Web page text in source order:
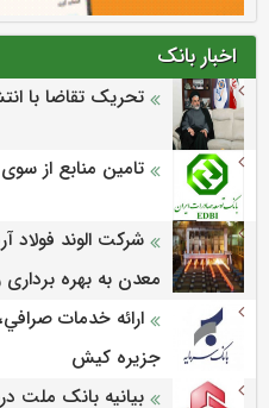
اخبار بانک
تحریک تقاضا با
تامین منابع از
شرکت الوند فولاد
معدن به بهره برداری
ارائه خدمات
جزيره كيش
بیانیه بانک ملت